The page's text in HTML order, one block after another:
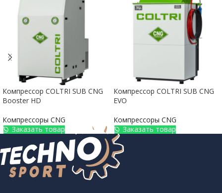
Компрессор COLTRI SUB CNG
Booster HD
Компрессоры CNG
Заказать товар
Компрессор COLTRI SUB CNG
EVO
Компрессоры CNG
Заказать товар